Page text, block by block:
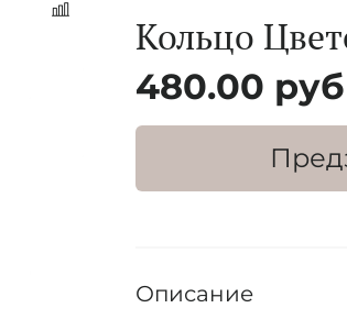
Кольцо
480.00 руб
Описание